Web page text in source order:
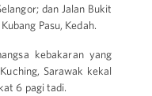
dan Jalan Bukit
Pasu, Kedah.
kebakaran yang
Sarawak kekal
6 pagi tadi.